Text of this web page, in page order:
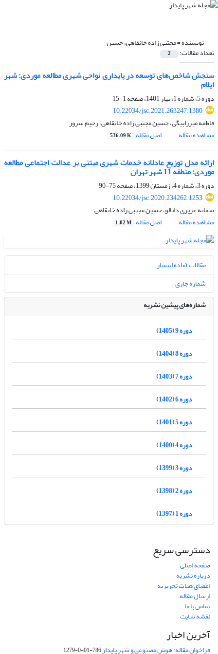
نویسنده =مجتبی زاده خانقاهی، حسین
تعداد مقالات: 2
سنجش شاخص‌های توسعه در پایداری نواحی شهری مطالعه موردی: شهر
ایلام
دوره 5، شماره 1، بهار 1401، صفحه
1-15
10.22034/jsc.2021.263247.1380
فاطمه میرزابیگی، حسین مجتبی زاده خانقاهی، رحیم سرور
مشاهده مقاله
اصل مقاله 536.09 K
ارائه مدل توزیع عادلانه خدمات شهری مبتنی بر عدالت اجتماعی مطالعه
موردی: منطقه 11 شهر تهران
دوره 3، شماره 4، زمستان 1399، صفحه
75-90
10.22034/jsc.2020.234262.1253
سمانه عزیزی دانالو، حسین مجتبی زاده خانقاهی
مشاهده مقاله
اصل مقاله 1.02 M
مقالات آماده انتشار
شماره جاری
شماره‌های پیشین نشریه
دوره 9 (1405)
دوره 8 (1404)
دوره 7 (1403)
دوره 6 (1402)
دوره 5 (1401)
دوره 4 (1400)
دوره 3 (1399)
دوره 2 (1398)
دوره 1 (1397)
دسترسی سریع
صفحه اصلی
درباره نشریه
اعضای هیات تحریریه
ارسال مقاله
تماس با ما
نقشه سایت
آخرین اخبار
فراخوان مقاله: هوش مصنوعی و شهر پایدار786-01-0-1279